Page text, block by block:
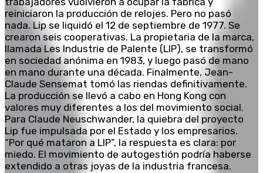
reiniciaron la producción de relojes. Pero no pasó
nada. Lip se liquidó el 12 de septiembre de 1977. Se
crearon seis cooperativas. La propietaria de la marca,
llamada Les Industrie de Palente (LIP), se transformó
en sociedad anónima en 1983, y luego pasó de mano
en mano durante una década. Finalmente, Jean-
Claude Sensemat tomó las riendas definitivamente.
La producción se llevó a cabo en Hong Kong con
valores muy diferentes a los del movimiento social.
Para Claude Neuschwander, la quiebra del proyecto
Lip fue impulsada por el Estado y los empresarios.
“Por qué mataron a LIP”, la respuesta es clara: por
miedo. El movimiento de autogestión podría haberse
extendido a otras joyas de la industria francesa.